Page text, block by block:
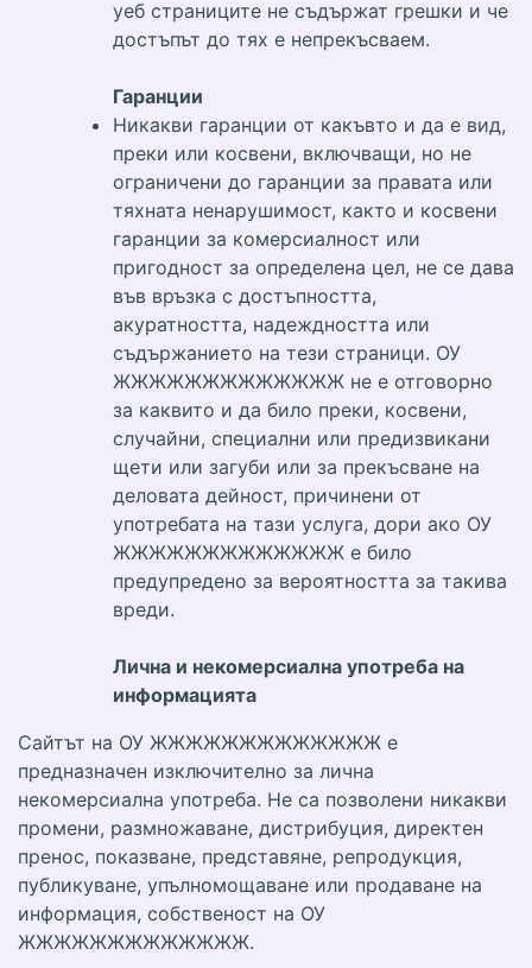
уеб страниците не съдържат грешки и че
достъпът до тях е непрекъсваем.
Гаранции
Никакви гаранции от какъвто и да е вид,
преки или косвени, включващи, но не
ограничени до гаранции за правата или
тяхната ненарушимост, както и косвени
гаранции за комерсиалност или
пригодност за определена цел, не се дава
във връзка с достъпността,
акуратността, надеждността или
съдържанието на тези страници. ОУ
ЖЖЖЖЖЖЖЖЖЖЖЖЖ не е отговорно
за каквито и да било преки, косвени,
случайни, специални или предизвикани
щети или загуби или за прекъсване на
деловата дейност, причинени от
употребата на тази услуга, дори ако ОУ
ЖЖЖЖЖЖЖЖЖЖЖЖЖ е било
предупредено за вероятността за такива
вреди.
Лична и некомерсиална употреба на
информацията
Сайтът на ОУ ЖЖЖЖЖЖЖЖЖЖЖЖЖ е
предназначен изключително за лична
некомерсиална употреба. Не са позволени никакви
промени, размножаване, дистрибуция, директен
пренос, показване, представяне, репродукция,
публикуване, упълномощаване или продаване на
информация, собственост на ОУ
ЖЖЖЖЖЖЖЖЖЖЖЖЖ.